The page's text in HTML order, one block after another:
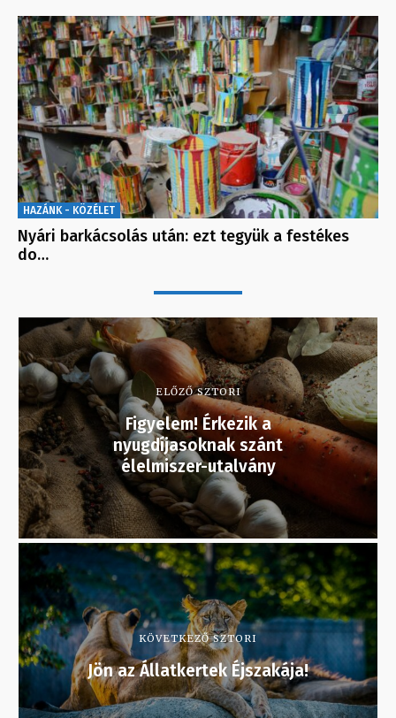
HAZÁNK - KÖZÉLET
Nyári barkácsolás után: ezt tegyük a festékes
do…
ELŐZŐ SZTORI
Figyelem! Érkezik a
nyugdíjasoknak szánt
élelmiszer-utalvány
KÖVETKEZŐ SZTORI
Jön az Állatkertek Éjszakája!